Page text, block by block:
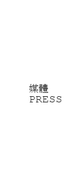
媒體
PRESS